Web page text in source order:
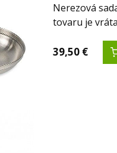
Nerezová
tovaru je
39,50€